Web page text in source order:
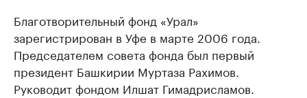
Благотворительный фонд «Урал»
зарегистрирован в Уфе в марте 2006 года.
Председателем совета фонда был первый
президент Башкирии Муртаза Рахимов.
Руководит фондом Илшат Гимадрисламов.